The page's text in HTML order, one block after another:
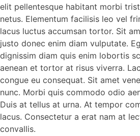
elit pellentesque habitant morbi
netus. Elementum facilisis leo vel
lacus luctus accumsan tortor. Sit
justo donec enim diam vulputate.
dignissim diam quis enim lobortis
aenean et tortor at risus viverra.
congue eu consequat. Sit amet
nunc. Morbi quis commodo odio
Duis at tellus at urna. At tempor
lacus. Consectetur a erat nam at
convallis.